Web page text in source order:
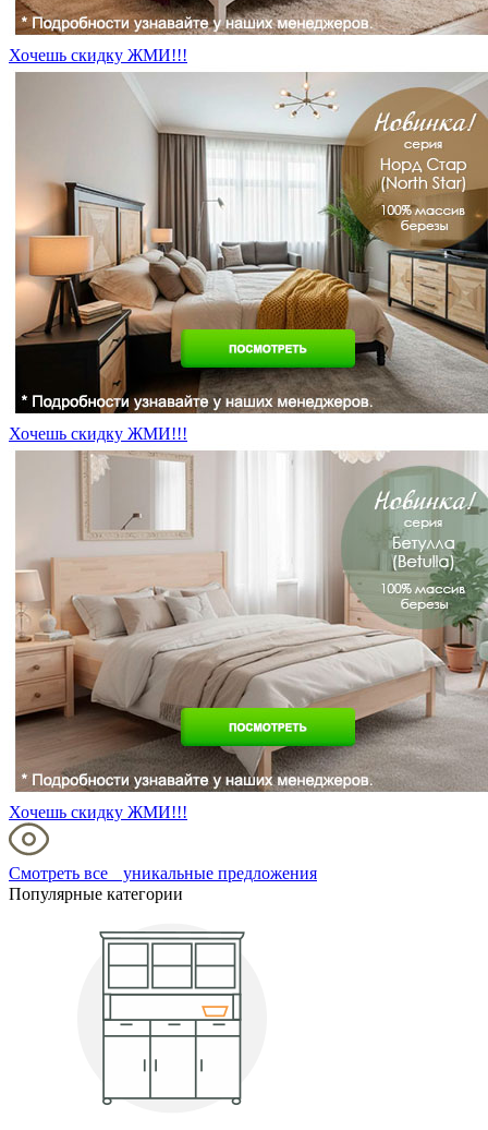
Хочешь скидку ЖМИ!!!
Хочешь скидку ЖМИ!!!
Хочешь скидку ЖМИ!!!
Смотреть все уникальные предложения
Популярные категории